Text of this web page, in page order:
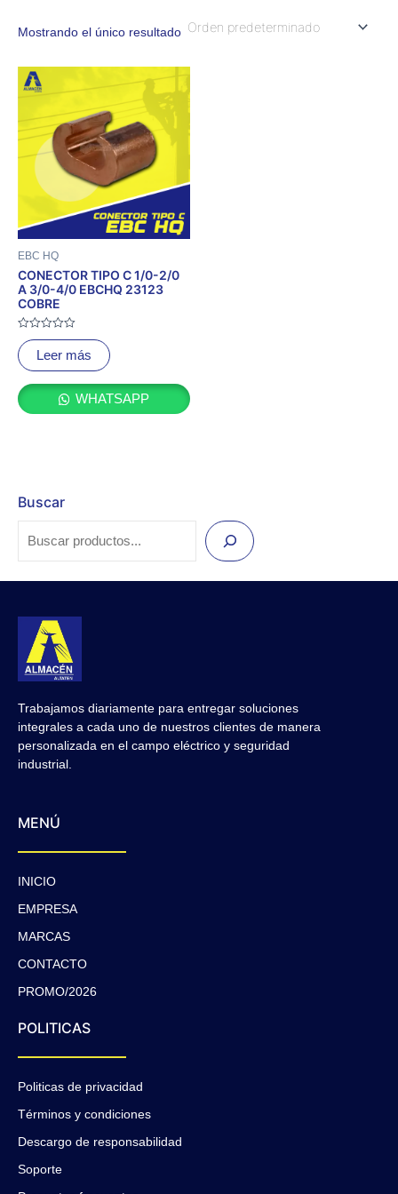
Buscar
Mostrando el único resultado
EBC HQ
CONECTOR TIPO C 1/0-2/0
A 3/0-4/0 EBCHQ 23123
COBRE
Valorado
con
0
de
Leer más
WHATSAPP
Trabajamos diariamente para entregar soluciones
integrales a cada uno de nuestros clientes de manera
personalizada en el campo eléctrico y seguridad
industrial.
MENÚ
INICIO
EMPRESA
MARCAS
CONTACTO
PROMO/2026
POLITICAS
Politicas de privacidad
Términos y condiciones
Descargo de responsabilidad
Soporte